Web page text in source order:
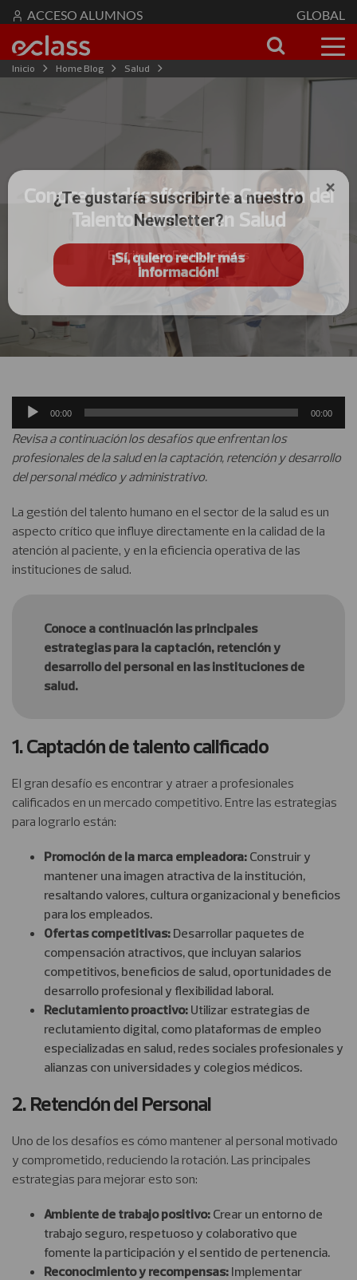
ACCESO ALUMNOS GLOBAL
Inicio Home Blog
Salud
Conoce los desafíos en la Gestión del
Talento Humano en Salud
Escrito por: Equipo eClass
Reproductor
de
audio
00:00 00:00
Revisa a continuación los desafíos que enfrentan los
profesionales de la salud en la captación, retención y desarrollo
del personal médico y administrativo.
La gestión del talento humano en el sector de la salud es un
aspecto crítico que influye directamente en la calidad de la
atención al paciente, y en la eficiencia operativa de las
instituciones de salud.
Conoce a continuación las principales
estrategias para la captación, retención y
desarrollo del personal en las instituciones de
salud.
1. Captación de talento calificado
El gran desafío es encontrar y atraer a profesionales
calificados en un mercado competitivo. Entre las estrategias
para lograrlo están:
Promoción de la marca empleadora: Construir y
mantener una imagen atractiva de la institución,
resaltando valores, cultura organizacional y beneficios
para los empleados.
Ofertas competitivas: Desarrollar paquetes de
compensación atractivos, que incluyan salarios
competitivos, beneficios de salud, oportunidades de
desarrollo profesional y flexibilidad laboral.
Reclutamiento proactivo: Utilizar estrategias de
reclutamiento digital, como plataformas de empleo
especializadas en salud, redes sociales profesionales y
alianzas con universidades y colegios médicos.
2. Retención del Personal
Uno de los desafíos es cómo mantener al personal motivado
y comprometido, reduciendo la rotación. Las principales
estrategias para mejorar esto son:
Ambiente de trabajo positivo: Crear un entorno de
trabajo seguro, respetuoso y colaborativo que
fomente la participación y el sentido de pertenencia.
Reconocimiento y recompensas: Implementar
¿Te gustaría suscribirte a nuestro
Newsletter?
¡Sí, quiero recibir más
información!